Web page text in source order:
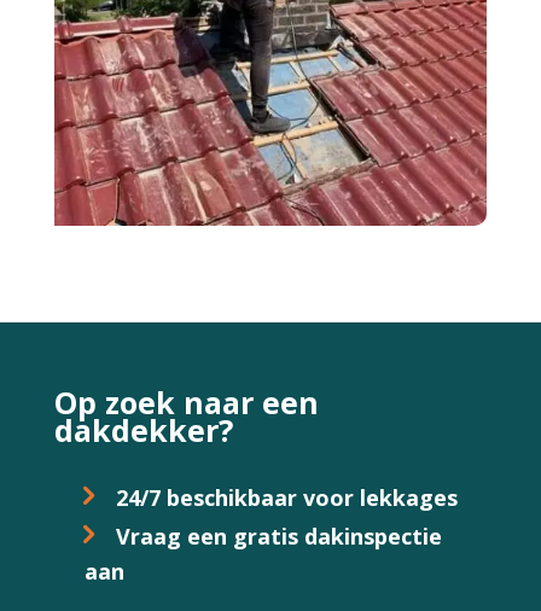
Op zoek naar een
dakdekker?
24/7 beschikbaar voor lekkages
Vraag een gratis dakinspectie
aan